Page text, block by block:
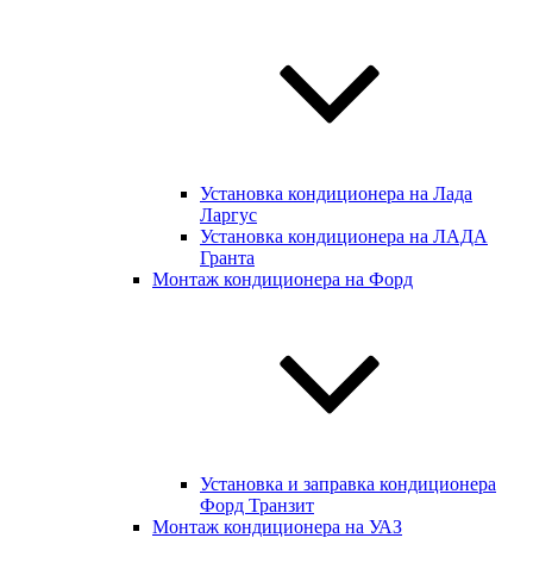
Установка кондиционера на Лада
Ларгус
Установка кондиционера на ЛАДА
Гранта
Монтаж кондиционера на Форд
Установка и заправка кондиционера
Форд Транзит
Монтаж кондиционера на УАЗ